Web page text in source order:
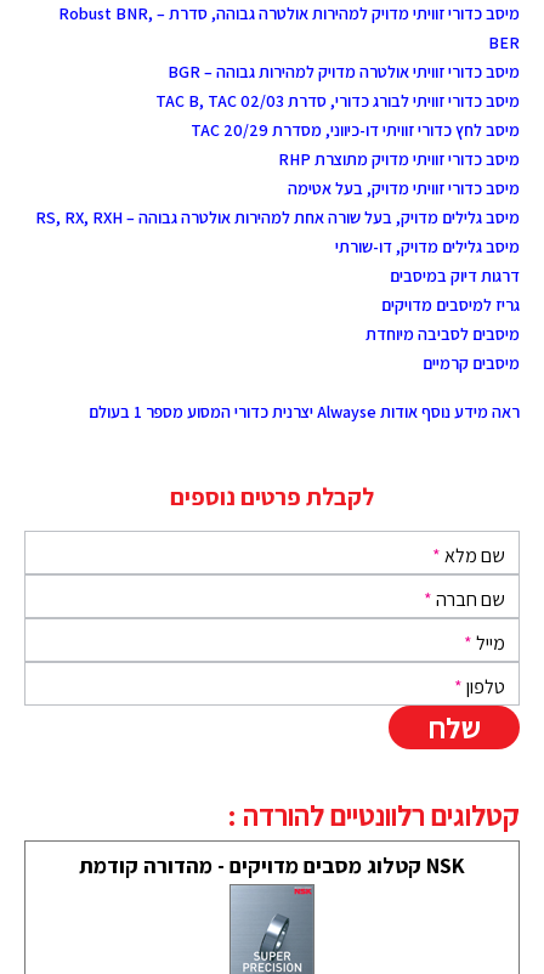
מיסב כדורי זוויתי מדויק למהירות אולטרה גבוהה, סדרת – Robust BNR,
BER
מיסב כדורי זוויתי אולטרה מדויק למהירות גבוהה – BGR
מיסב כדורי זוויתי לבורג כדורי, סדרת TAC B, TAC 02/03
מיסב לחץ כדורי זוויתי דו-כיווני, מסדרת TAC 20/29
מיסב כדורי זוויתי מדויק מתוצרת RHP
מיסב כדורי זוויתי מדויק, בעל אטימה
מיסב גלילים מדויק, בעל שורה אחת למהירות אולטרה גבוהה – RS, RX, RXH
מיסב גלילים מדויק, דו-שורתי
דרגות דיוק במיסבים
גריז למיסבים מדויקים
מיסבים לסביבה מיוחדת
מיסבים קרמיים
ראה מידע נוסף אודות Alwayse יצרנית כדורי המסוע מספר 1 בעולם
לקבלת פרטים נוספים
שם מלא*
שם חברה*
מייל*
טלפון*
קטלוגים רלוונטיים להורדה :
NSK קטלוג מסבים מדויקים - מהדורה קודמת